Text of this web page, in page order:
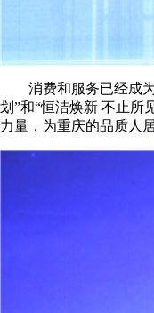
消费和服务已经成为
划”和“恒洁焕新 不止所
力量，为重庆的品质人